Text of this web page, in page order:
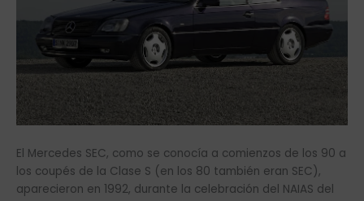
El Mercedes SEC, como se conocía a comienzos de los 90 a
los coupés de la Clase S (en los 80 también eran SEC),
aparecieron en 1992, durante la celebración del NAIAS del